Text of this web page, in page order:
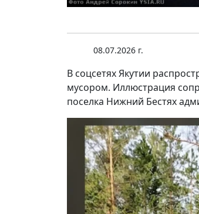
08.07.2026 г.
В соцсетях Якутии
мусором. Иллюстрация
поселка Нижний Бестях